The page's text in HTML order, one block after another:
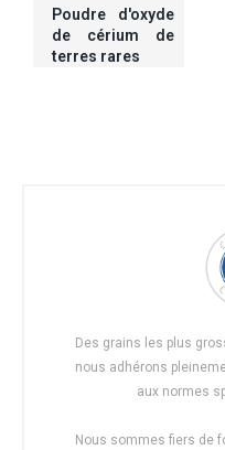
Poudre d'oxyde
de cérium de
terres rares
Des grains les plus
nous adhérons
aux normes
Nous sommes fiers de